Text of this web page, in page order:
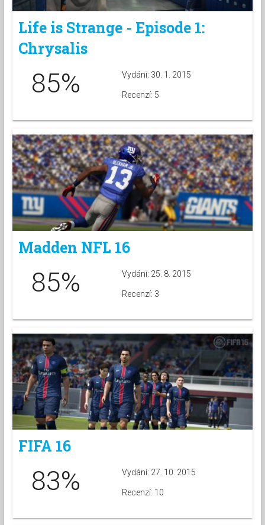
Life is Strange - Episode 1:
Chrysalis
85% Vydání: 30. 1. 2015
Recenzí: 5
Madden NFL 16
85% Vydání: 25. 8. 2015
Recenzí: 3
FIFA 16
83% Vydání: 27. 10. 2015
Recenzí: 10